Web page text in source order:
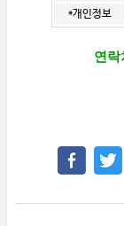
*개인정보
연락